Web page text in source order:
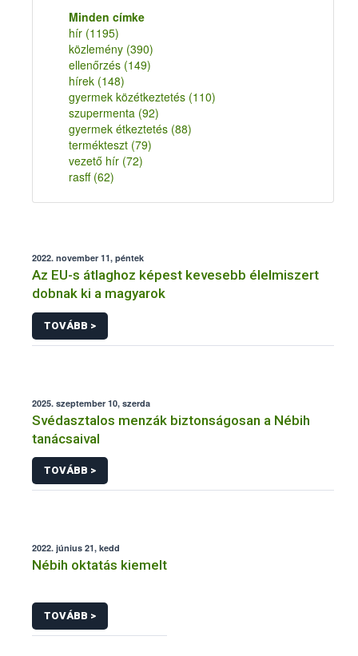
Minden címke
hír (1195)
közlemény (390)
ellenőrzés (149)
hírek (148)
gyermek közétkeztetés (110)
szupermenta (92)
gyermek étkeztetés (88)
termékteszt (79)
vezető hír (72)
rasff (62)
2022. november 11, péntek
Az EU-s átlaghoz képest kevesebb élelmiszert
dobnak ki a magyarok
TOVÁBB >
2025. szeptember 10, szerda
Svédasztalos menzák biztonságosan a Nébih
tanácsaival
TOVÁBB >
2022. június 21, kedd
Nébih oktatás kiemelt
TOVÁBB >